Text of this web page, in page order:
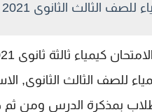
الثالث الثانوى 2021 اسئلة
للصف الثالث
بمذكرة الدرس ومن ثم